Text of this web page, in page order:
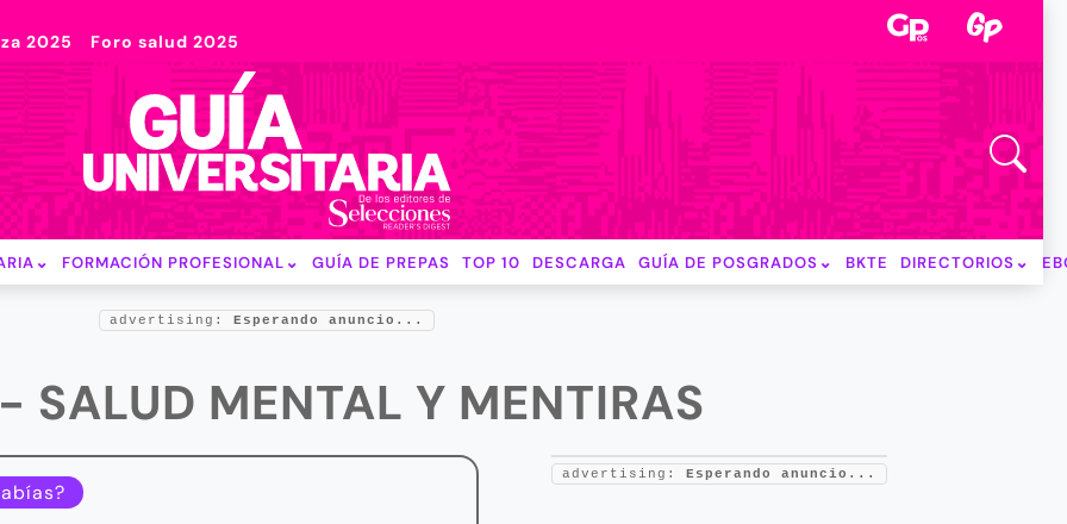
2025 Foro salud 2025
FORMACIÓN PROFESIONAL GUÍA DE PREPAS TOP 10 DESCARGA GUÍA DE POSGRADOS BKTE DIRECTORIOS
advertising: Esperando anuncio...
SALUD MENTAL Y MENTIRAS
advertising: Esperando anuncio...